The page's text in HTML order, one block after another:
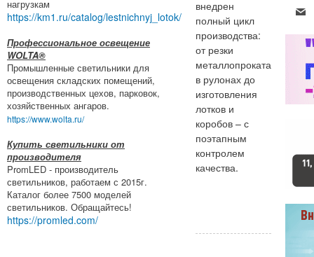
нагрузкам
https://km1.ru/catalog/lestnichnyj_lotok/
Профессиональное освещение
WOLTA®
Промышленные светильники для
освещения складских помещений,
производственных цехов, парковок,
хозяйственных ангаров.
https://www.wolta.ru/
Купить светильники от
производителя
PromLED - производитель
светильников, работаем с 2015г.
Каталог более 7500 моделей
светильников. Обращайтесь!
https://promled.com/
внедрен
полный цикл
производства:
от резки
металлопроката
в рулонах до
изготовления
лотков и
коробов – с
поэтапным
контролем
качества.